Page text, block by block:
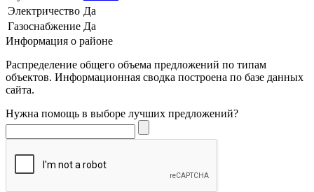
Электричество Да
Газоснабжение Да
Информация о районе
Распределение общего объема предложений по типам
объектов. Информационная сводка построена по базе данных
сайта.
Нужна помощь в выборе лучших предложений?